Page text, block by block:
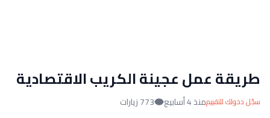
طريقة عمل عجينة الكريب الاقتصادية
سجّل دخولك للتقييممنذ 4 أسابيع 773 زيارات